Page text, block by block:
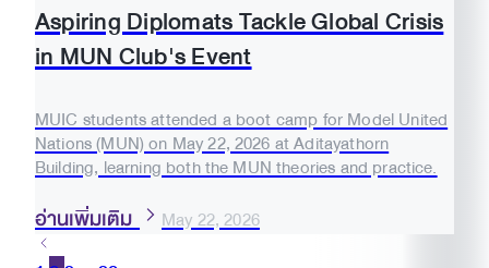
Aspiring Diplomats Tackle Global Crisis
in MUN Club's Event
MUIC students attended a boot camp for Model United
Nations (MUN) on May 22, 2026 at Aditayathorn
Building, learning both the MUN theories and practice.
อ่านเพิ่มเติม May 22, 2026